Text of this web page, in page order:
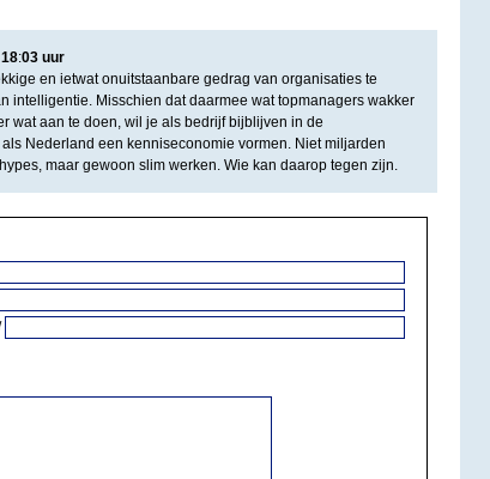
18:03 uur
en ietwat onuitstaanbare gedrag van organisaties te
intelligentie. Misschien dat daarmee wat topmanagers wakker
wat aan te doen, wil je als bedrijf bijblijven in de
Nederland een kenniseconomie vormen. Niet miljarden
maar gewoon slim werken. Wie kan daarop tegen zijn.